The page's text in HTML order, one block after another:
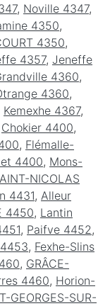
, Noville 4347,
4350,
4350,
4357, Jeneffe
4360,
4360,
Kemexhe 4367,
Chokier 4400,
, Flémalle-
4400, Mons-
NICOLAS
4431, Alleur
4450, Lantin
, Paifve 4452 ,
, Fexhe-Slins
, GRÂCE-
4460, Horion-
GEORGES-SUR-